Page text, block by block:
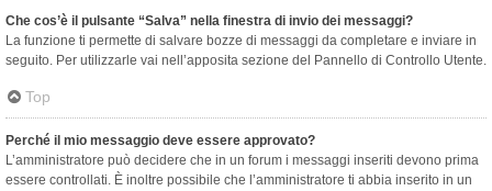
Che cos’è il pulsante “Salva” nella finestra di invio dei messaggi?
La funzione ti permette di salvare bozze di messaggi da completare e inviare in
seguito. Per utilizzarle vai nell’apposita sezione del Pannello di Controllo Utente.
Top
Perché il mio messaggio deve essere approvato?
L’amministratore può decidere che in un forum i messaggi inseriti devono prima
essere controllati. È inoltre possibile che l’amministratore ti abbia inserito in un